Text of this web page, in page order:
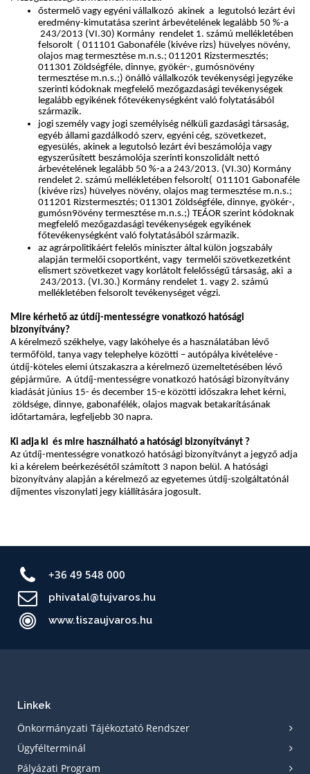
+36 49 548 000
phivatal@tujvaros.hu
www.tiszaujvaros.hu
Linkek
Önkormányzati Tájékoztató Rendszer
Ügyfélterminál
Pályázati Program